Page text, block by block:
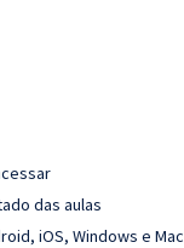
das aulas
iOS, Windows e Mac